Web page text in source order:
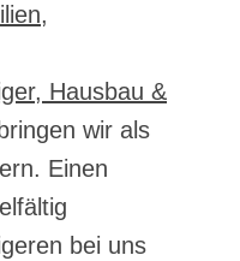
Hausbau &
wir als
Einen
bei uns